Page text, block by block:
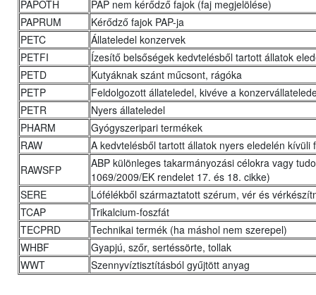
PAPOTH
PAP nem kérődző fajok (faj megjelölése)
PAPRUM
Kérődző fajok PAP-ja
PETC
Állateledel konzervek
PETFI
Ízesítő belsőségek kedvtelésből tartott állatok
PETD
Kutyáknak szánt műcsont, rágóka
PETP
Feldolgozott állateledel, kivéve a
PETR
Nyers állateledel
PHARM
Gyógyszeripari termékek
RAW
A kedvtelésből tartott állatok nyers eledelén kívüli
RAWSFP
ABP különleges takarmányozási célokra vagy
1069/2009/EK rendelet 17. és 18. cikke)
SERE
Lófélékből származtatott szérum, vér és
TCAP
Trikalcium-foszfát
TECPRD
Technikai termék (ha máshol nem szerepel)
WHBF
Gyapjú, szőr, sertéssörte, tollak
WWT
Szennyvíztisztításból gyűjtött anyag